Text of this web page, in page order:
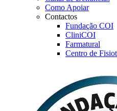
Como Apoiar
Contactos
Fundação COI
CliniCOI
Farmatural
Centro de